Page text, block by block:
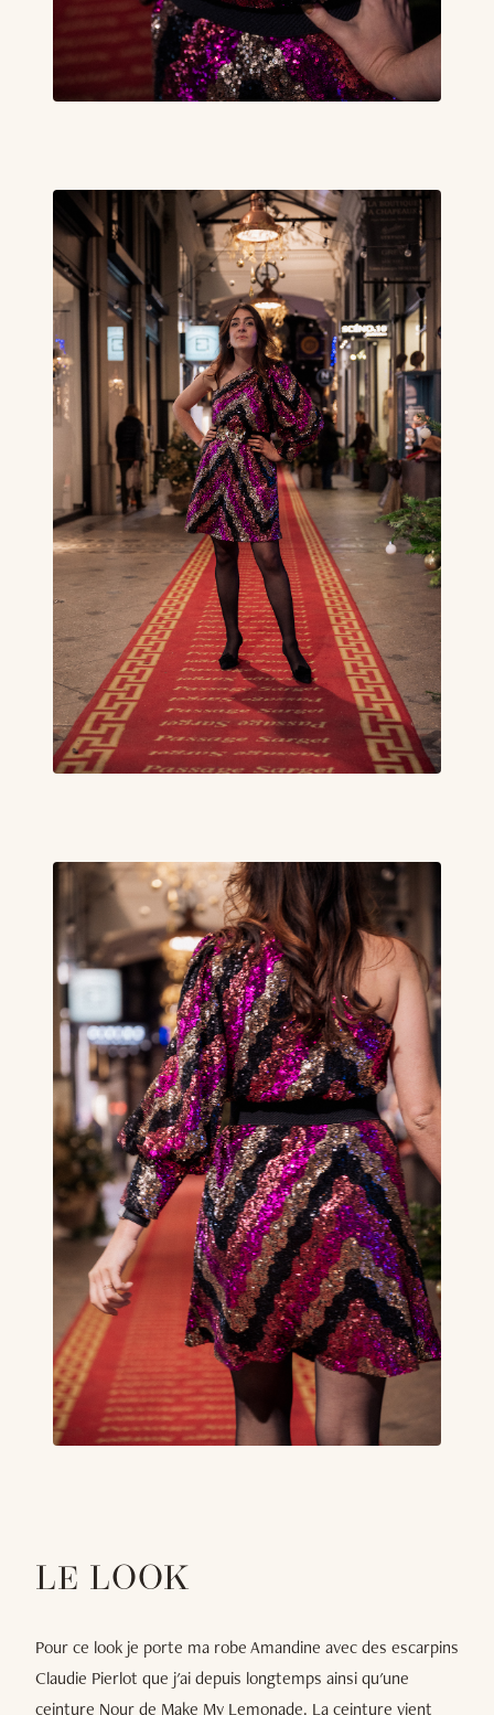
LE LOOK
Pour ce look je porte ma robe Amandine avec des escarpins
Claudie Pierlot que j'ai depuis longtemps ainsi qu'une
ceinture Nour de Make My Lemonade. La ceinture vient